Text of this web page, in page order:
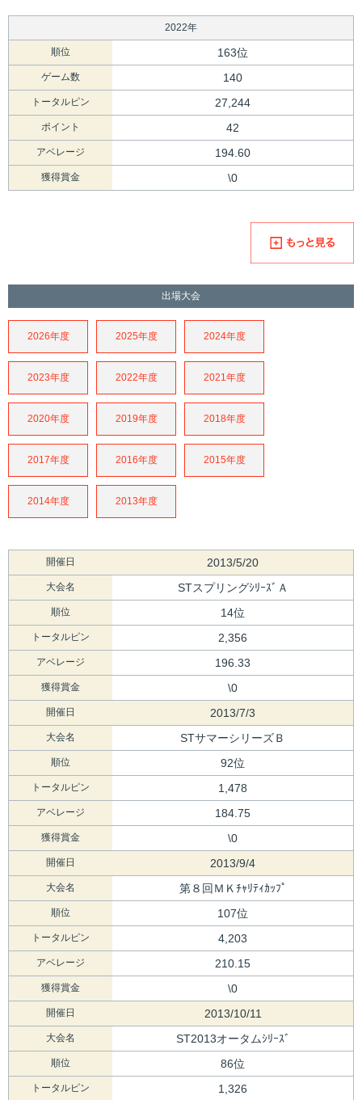
2022年
順位 163位
ゲーム数 140
トータルピン 27,244
ポイント 42
アベレージ 194.60
獲得賞金 \0
出場大会
2026年度 2025年度 2024年度
2023年度 2022年度 2021年度
2020年度 2019年度 2018年度
2017年度 2016年度 2015年度
2014年度 2013年度
開催日 2013/5/20
大会名 STスプリングｼﾘｰｽﾞＡ
順位 14位
トータルピン 2,356
アベレージ 196.33
獲得賞金 \0
開催日 2013/7/3
大会名 STサマーシリーズＢ
順位 92位
トータルピン 1,478
アベレージ 184.75
獲得賞金 \0
開催日 2013/9/4
大会名 第８回ＭＫﾁｬﾘﾃｨｶｯﾌﾟ
順位 107位
トータルピン 4,203
アベレージ 210.15
獲得賞金 \0
開催日 2013/10/11
大会名 ST2013オータムｼﾘｰｽﾞ
順位 86位
トータルピン 1,326